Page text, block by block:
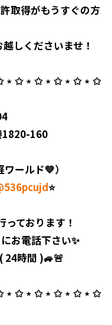
取得がもうすぐの方
しくださいませ！
⋆ ✩ ⋆ ✩ ⋆ ✩ ⋆ ✩ ⋆ ✩
1820-160
ールド💚）
⭐️
ております！
お電話下さい✨
24時間 )🚙🚨
⋆ ✩ ⋆ ✩ ⋆ ✩ ⋆ ✩ ⋆ ✩